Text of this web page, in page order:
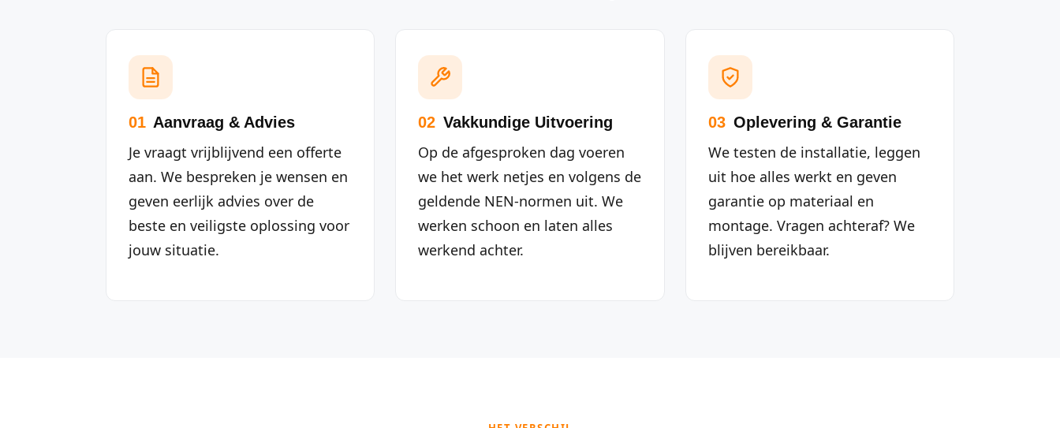
01 Aanvraag & Advies
Je vraagt vrijblijvend een offerte
aan. We bespreken je wensen en
geven eerlijk advies over de
beste en veiligste oplossing voor
jouw situatie.
02 Vakkundige Uitvoering
Op de afgesproken dag voeren
we het werk netjes en volgens de
geldende NEN-normen uit. We
werken schoon en laten alles
werkend achter.
03 Oplevering & Garantie
We testen de installatie, leggen
uit hoe alles werkt en geven
garantie op materiaal en
montage. Vragen achteraf? We
blijven bereikbaar.